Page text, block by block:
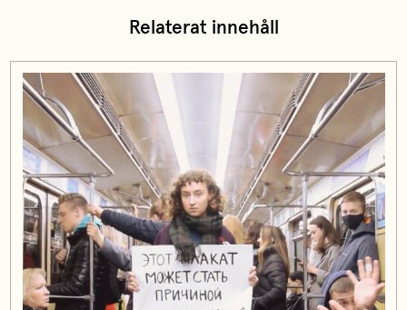
Relaterat innehåll